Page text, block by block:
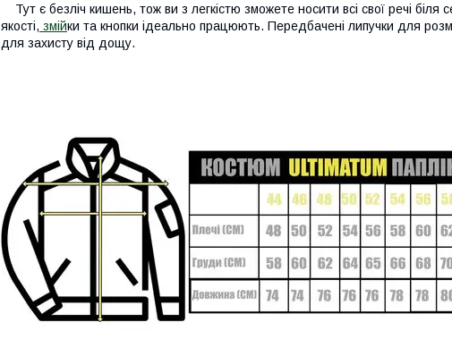
Тут є безліч кишень, тож ви з легкістю зможете носити всі свої речі біля
якості, змійки та кнопки ідеально працюють. Передбачені липучки для
для захисту від дощу.